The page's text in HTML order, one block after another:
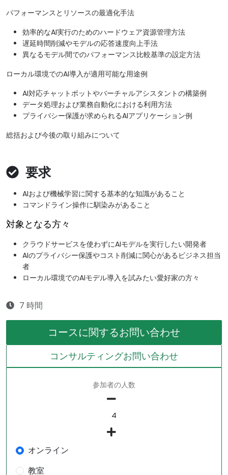
パフォーマンスとリソースの最適化手法
効率的なAI実行のためのハードウェア資源管理方法
​遅延時間削減やモデルの応答速度向上手法
異なるモデル間でのパフォーマンス比較基準の設定方法
ローカル環境でのAI導入が適用可能な用途例
AI対応チャットボットやバーチャルアシスタントの構築例
データ処理および業務自動化における利用方法
​プライバシー保護が求められるAIアプリケーション例
総括および今後の取り組みについて
要求
AIおよび機械学習に関する基本的な知識があること
コマンドライン操作に馴染みがあること
対象となる方々
クラウドサービスを使わずにAIモデルを実行したい開発者
AIのプライバシー保護やコスト削減に関心があるビジネス担当
者
ローカル環境でのAIモデル導入を試みたい愛好家の方々
7 時間
コースに関するお問い合わせ
コンサルティングお問い合わせ
参加者の人数
オンライン
教室